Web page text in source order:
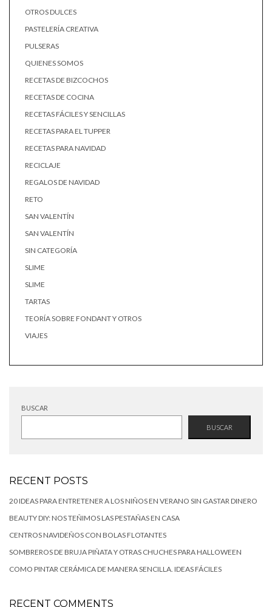
OTROS DULCES
PASTELERÍA CREATIVA
PULSERAS
QUIENES SOMOS
RECETAS DE BIZCOCHOS
RECETAS DE COCINA
RECETAS FÁCILES Y SENCILLAS
RECETAS PARA EL TUPPER
RECETAS PARA NAVIDAD
RECICLAJE
REGALOS DE NAVIDAD
RETO
SAN VALENTÍN
SAN VALENTÍN
SIN CATEGORÍA
SLIME
SLIME
TARTAS
TEORÍA SOBRE FONDANT Y OTROS
VIAJES
BUSCAR
BUSCAR
RECENT POSTS
20 IDEAS PARA ENTRETENER A LOS NIÑOS EN VERANO SIN GASTAR DINERO
BEAUTY DIY: NOS TEÑIMOS LAS PESTAÑAS EN CASA
CENTROS NAVIDEÑOS CON BOLAS FLOTANTES
SOMBREROS DE BRUJA PIÑATA Y OTRAS CHUCHES PARA HALLOWEEN
COMO PINTAR CERÁMICA DE MANERA SENCILLA. IDEAS FÁCILES
RECENT COMMENTS